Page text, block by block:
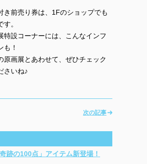
き前売り券は、1Fのショップでも
。
特設コーナーには、こんなインフ
も！
原画展とあわせて、ぜひチェック
さいね♪
次の記事
跡の100点」アイテム新登場！